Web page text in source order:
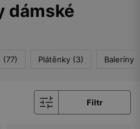
dámské
(77) Plátěnky (3) Baleríny
Filtr